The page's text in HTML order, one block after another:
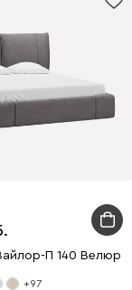
П 140 Велюр
+97